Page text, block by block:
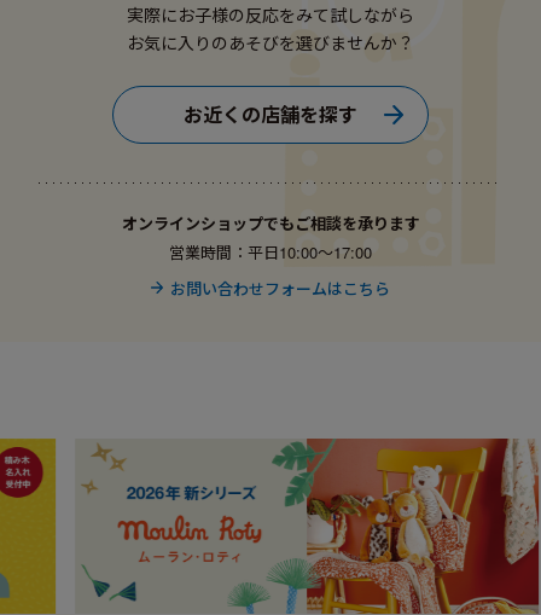
実際にお子様の反応をみて試しながら
お気に入りのあそびを選びませんか？
お近くの店舗を探す
オンラインショップでもご相談を承ります
営業時間：平日10:00〜17:00
お問い合わせフォームはこちら